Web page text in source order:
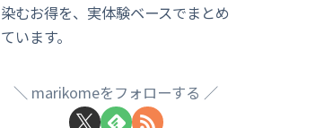
染むお得を、実体験ベースでまとめ
ています。
marikomeをフォローする